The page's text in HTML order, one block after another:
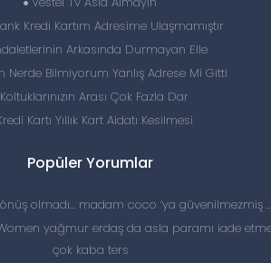
Kredi Kartım Adresime Ulaşmamıştır
Arkasında Durmayan Elle
Nerde Bilmiyorum Yanlış Adrese Mi Gitti
Koltuklarınızın Arası Çok Fazla Dar
Kartı Yıllık Kart Aidatı Kesilmesi
Popüler Yorumlar
olmadı… madam coco ‘ya güvenilmezmiş
yağmur erdaş da asla paramı iade
çok kaba ters